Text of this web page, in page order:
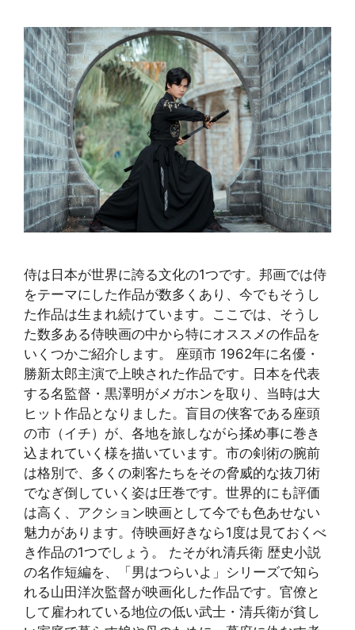
侍は日本が世界に誇る文化の1つです。邦画では侍
をテーマにした作品が数多くあり、今でもそうし
た作品は生まれ続けています。ここでは、そうし
た数多ある侍映画の中から特にオススメの作品を
いくつかご紹介します。 座頭市 1962年に名優・
勝新太郎主演で上映された作品です。日本を代表
する名監督・黒澤明がメガホンを取り、当時は大
ヒット作品となりました。盲目の侠客である座頭
の市（イチ）が、各地を旅しながら揉め事に巻き
込まれていく様を描いています。市の剣術の腕前
は格別で、多くの刺客たちをその脅威的な抜刀術
でなぎ倒していく姿は圧巻です。世界的にも評価
は高く、アクション映画として今でも色あせない
魅力があります。侍映画好きなら1度は見ておくべ
き作品の1つでしょう。 たそがれ清兵衛 歴史小説
の名作短編を、「男はつらいよ」シリーズで知ら
れる山田洋次監督が映画化した作品です。官僚と
して雇われている地位の低い武士・清兵衛が貧し